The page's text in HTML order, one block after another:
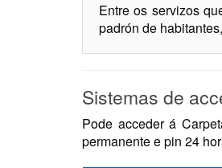
Entre os servizos
padrón de
Sistemas de
Pode acceder á
permanente e pin 24